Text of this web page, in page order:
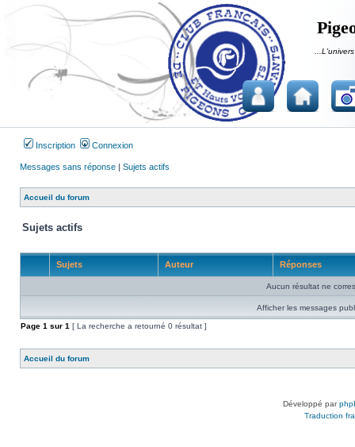
Inscription Connexion
Messages sans réponse | Sujets actifs
Accueil du forum
Sujets actifs
Sujets Auteur Réponses
Aucun résultat ne
Afficher les messages
Page 1 sur 1 [ La recherche a retourné 0 résultat ]
Accueil du forum
Développé par
Traduction